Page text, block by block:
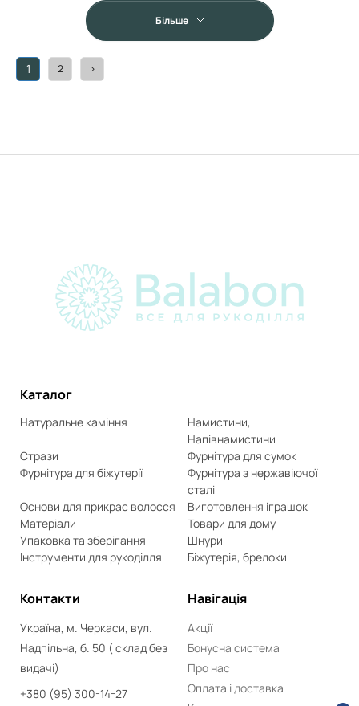
1 2 >
Більше
Каталог
Натуральне каміння
Намистини,
Напівнамистини
Стрази
Фурнітура для сумок
Фурнітура для біжутерії
Фурнітура з нержавіючої
сталі
Основи для прикрас волосся
Виготовлення іграшок
Матеріали
Товари для дому
Упаковка та зберігання
Шнури
Інструменти для рукоділля
Біжутерія, брелоки
Контакти
Україна, м. Черкаси, вул.
Надпільна, б. 50 ( склад без
видачі)
+380 (95) 300-14-27
Навігація
Акції
Бонусна система
Про нас
Оплата і доставка